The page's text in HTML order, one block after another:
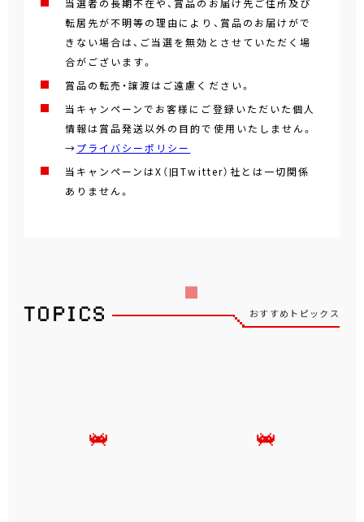
当選者の長期不在や、賞品のお届け先ご住所及び
転居先が不明等の理由により、賞品のお届けがで
きない場合は、ご当選を無効とさせていただく場
合がございます。
賞品の転売・譲渡はご遠慮ください。
当キャンペーンでお客様にご登録いただいた個人
情報は賞品発送以外の目的で使用いたしません。
→プライバシーポリシー
当キャンペーンはX（旧Twitter）社とは一切関係
ありません。
おすすめトピックス